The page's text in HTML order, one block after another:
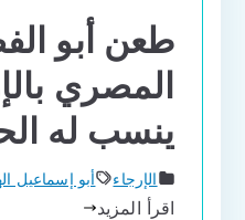
طعن أبو
المصري
ينسب له
الإرجاء أبو إسماعيل
اقرأ المزيد